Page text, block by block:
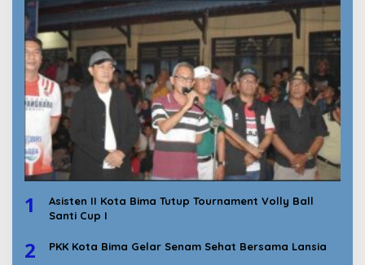
1
Asisten II Kota Bima Tutup Tournament Volly Ball
Santi Cup I
2 PKK Kota Bima Gelar Senam Sehat Bersama Lansia